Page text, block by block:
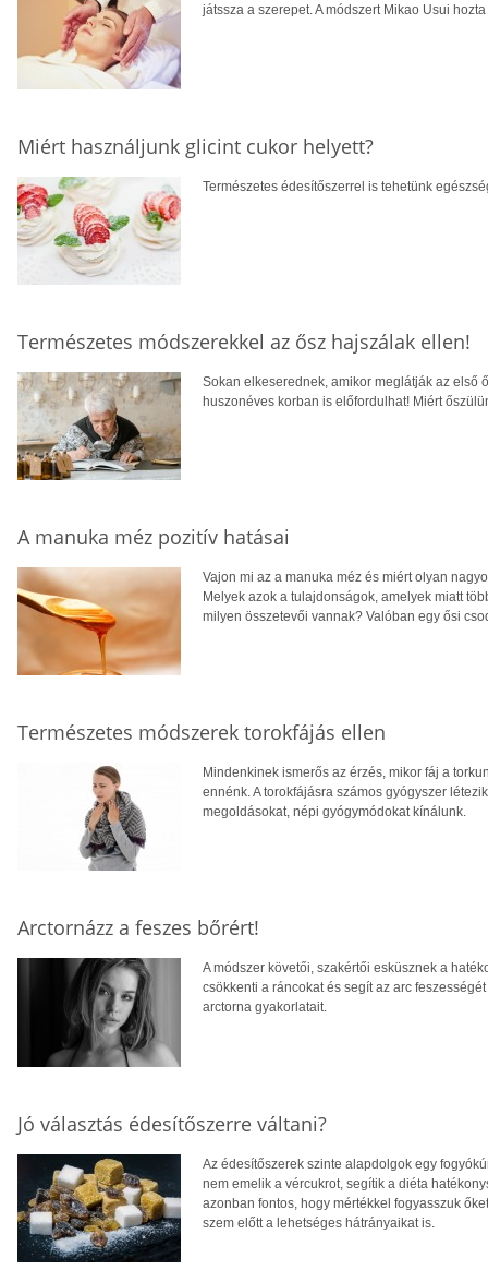
játssza a szerepet. A módszert Mikao Usui
Miért használjunk glicint cukor helyett?
Természetes édesítőszerrel is tehetünk
Természetes módszerekkel az ősz hajszálak ellen!
Sokan elkeserednek, amikor meglátják az első
huszonéves korban is előfordulhat! Miért
A manuka méz pozitív hatásai
Vajon mi az a manuka méz és miért olyan
Melyek azok a tulajdonságok, amelyek miatt
milyen összetevői vannak? Valóban egy ősi
Természetes módszerek torokfájás ellen
Mindenkinek ismerős az érzés, mikor fáj a
ennénk. A torokfájásra számos gyógyszer
megoldásokat, népi gyógymódokat kínálunk.
Arctornázz a feszes bőrért!
A módszer követői, szakértői esküsznek a
csökkenti a ráncokat és segít az arc
arctorna gyakorlatait.
Jó választás édesítőszerre váltani?
Az édesítőszerek szinte alapdolgok egy
nem emelik a vércukrot, segítik a diéta
azonban fontos, hogy mértékkel fogyasszuk
szem előtt a lehetséges hátrányaikat is.